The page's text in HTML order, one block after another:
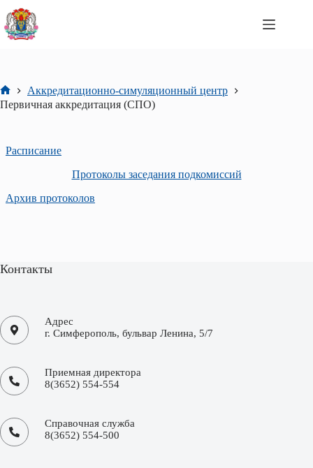
Перейти
сути
Главная
Аккредитационно-симуляционный центр
Первичная аккредитация (СПО)
Расписание
Протоколы заседания подкомиссий
Архив протоколов
Контакты
Адрес
г. Симферополь, бульвар Ленина, 5/7
Приемная директора
8(3652) 554-554
Справочная служба
8(3652) 554-500